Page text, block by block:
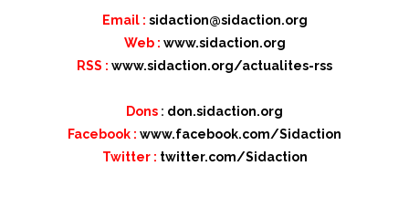
Email : sidaction@sidaction.org
Web : www.sidaction.org
RSS : www.sidaction.org/actualites-rss
Dons : don.sidaction.org
Facebook : www.facebook.com/Sidaction
Twitter : twitter.com/Sidaction